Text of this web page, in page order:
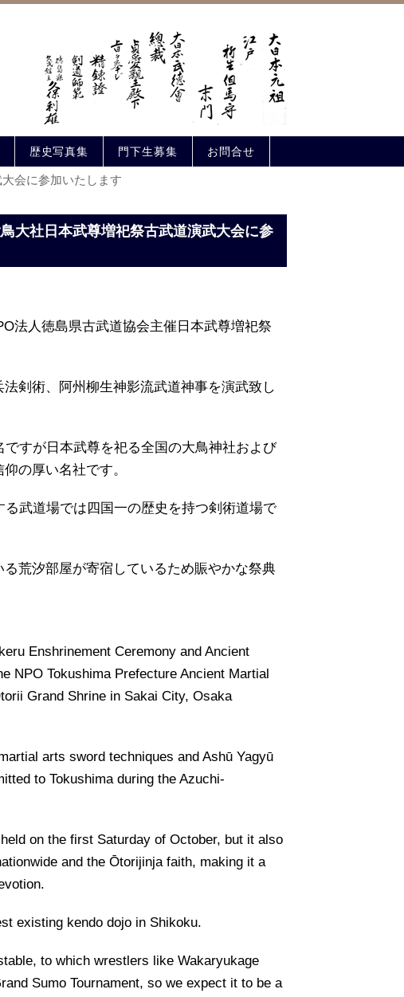
歴史写真集 門下生募集 お問合せ
会に参加いたします
大社日本武尊増祀祭古武道演武大会に参
法人徳島県古武道協会主催日本武尊増祀祭
剣術、阿州柳生神影流武道神事を演武致し
すが日本武尊を祀る全国の大鳥神社および
の厚い名社です。
武道場では四国一の歴史を持つ剣術道場で
荒汐部屋が寄宿しているため賑やかな祭典
Enshrinement Ceremony and Ancient
NPO Tokushima Prefecture Ancient Martial
Grand Shrine in Sakai City, Osaka
arts sword techniques and Ashū Yagyū
to Tokushima during the Azuchi-
on the first Saturday of October, but it also
and the Ōtorijinja faith, making it a
existing kendo dojo in Shikoku.
to which wrestlers like Wakaryukage
Sumo Tournament, so we expect it to be a